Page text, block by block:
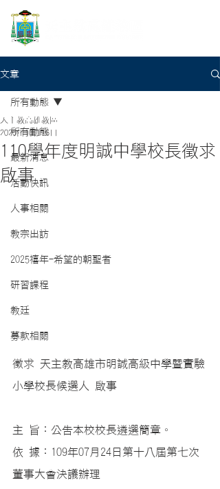
文章
所有動態
最新消息
活動快訊
人事相關
教宗出訪
2025禧年-希望的朝聖者
研習課程
教廷
募款相關
所有動態
110學年度明誠中學校長徵求
啟事
天主教高雄教區
2020年10月16日
徵求 天主教高雄市明誠高級中學暨實驗
小學校長候選人 啟事
主 旨：公告本校校長遴選簡章。
依 據：109年07月24日第十八屆第七次
董事大會決議辦理